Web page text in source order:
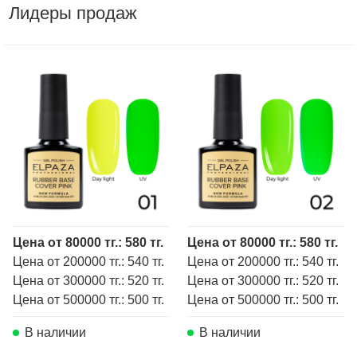
Лидеры продаж
Цена от 80000 тг.: 580 тг.
Цена от 200000 тг.: 540 тг.
Цена от 300000 тг.: 520 тг.
Цена от 500000 тг.: 500 тг.
В наличии
Цена от 80000 тг.: 580 тг.
Цена от 200000 тг.: 540 тг.
Цена от 300000 тг.: 520 тг.
Цена от 500000 тг.: 500 тг.
В наличии